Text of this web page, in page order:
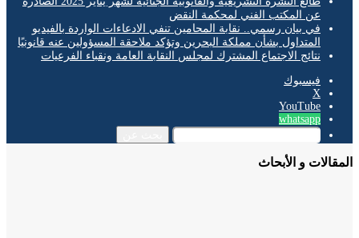
عن المكتب الفني لمحكمة النقض
في بيان رسمي.. نقابة المحامين تنفي الادعاءات الواردة بالفيديو
المتداول بشأن مملكة البحرين وتؤكد ملاحقة المسؤولين عنه قانونيًا
نتائج الاجتماع المشترك لمجلس النقابة العامة ونقباء الفرعيات
فيسبوك
‫YouTube
whatsapp
و الأبحاث